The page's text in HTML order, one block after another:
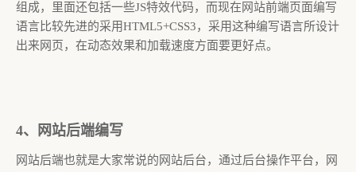
组成，里面还包括一些JS特效代码，而现在网站前端页面编写
语言比较先进的采用HTML5+CSS3，采用这种编写语言所设计
出来网页，在动态效果和加载速度方面要更好点。
4、网站后端编写
网站后端也就是大家常说的网站后台，通过后台操作平台，网